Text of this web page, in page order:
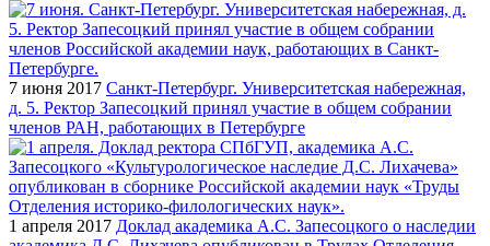
7 июня 2017 Санкт-Петербург. Университетская набережная,
д. 5. Ректор Запесоцкий принял участие в общем собрании
членов РАН, работающих в Петербурге
1 апреля 2017 Доклад академика А.С. Запесоцкого о наследии